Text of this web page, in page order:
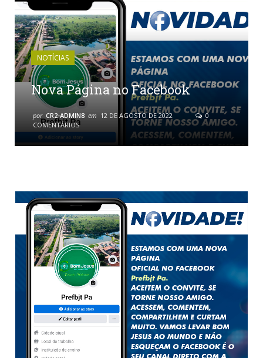
NOTÍCIAS
Nova Página no Facebook
por CR2-ADMIN8 em 12 DE AGOSTO DE 2022
0
COMENTÁRIOS